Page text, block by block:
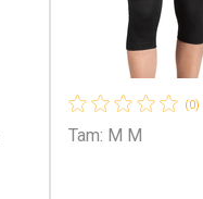
(0)
Tam: M M